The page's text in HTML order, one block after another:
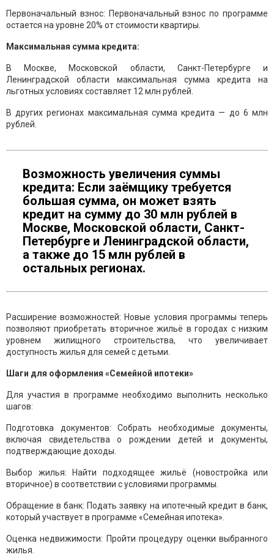
Первоначальный взнос: Первоначальный взнос по программе
остается на уровне 20% от стоимости квартиры.
Максимальная сумма кредита:
В Москве, Московской области, Санкт-Петербурге и
Ленинградской области максимальная сумма кредита на
льготных условиях составляет 12 млн рублей.
В других регионах максимальная сумма кредита — до 6 млн
рублей.
Возможность увеличения суммы
кредита: Если заёмщику требуется
большая сумма, он может взять
кредит на сумму до 30 млн рублей в
Москве, Московской области, Санкт-
Петербурге и Ленинградской области,
а также до 15 млн рублей в
остальных регионах.
Расширение возможностей: Новые условия программы теперь
позволяют приобретать вторичное жильё в городах с низким
уровнем жилищного строительства, что увеличивает
доступность жилья для семей с детьми.
Шаги для оформления «Семейной ипотеки»
Для участия в программе необходимо выполнить несколько
шагов:
Подготовка документов: Собрать необходимые документы,
включая свидетельства о рождении детей и документы,
подтверждающие доходы.
Выбор жилья: Найти подходящее жильё (новостройка или
вторичное) в соответствии с условиями программы.
Обращение в банк: Подать заявку на ипотечный кредит в банк,
который участвует в программе «Семейная ипотека».
Оценка недвижимости: Пройти процедуру оценки выбранного
жилья.